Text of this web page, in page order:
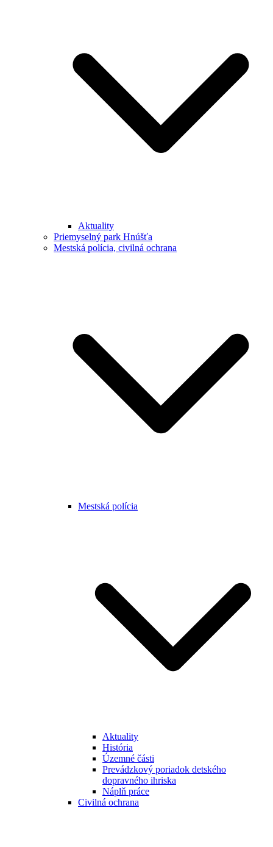
Aktuality
Priemyselný park Hnúšťa
Mestská polícia, civilná ochrana
Mestská polícia
Aktuality
História
Územné části
Prevádzkový poriadok detského
dopravného ihriska
Náplň práce
Civilná ochrana